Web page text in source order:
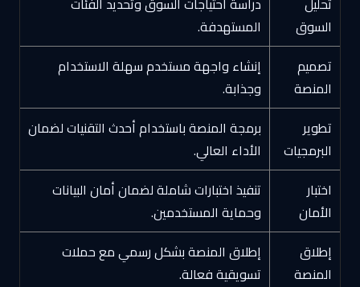
السوق
المستهدفة.
تصميم
المنصة
إنشاء واجهة مستخدم سهلة الاستخدام
وجذابة.
تطوير
البرمجيات
برمجة المنصة باستخدام أحدث التقنيات لضمان
الأداء العالي.
اختبار
الأمان
تنفيذ اختبارات شاملة لضمان أمان البيانات
وحماية المستخدمين.
إطلاق
المنصة
إطلاق المنصة بشكل رسمي مع حملات
تسويقية فعالة.